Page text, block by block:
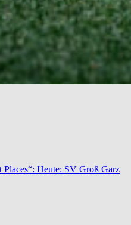
Heute: SV Groß Garz